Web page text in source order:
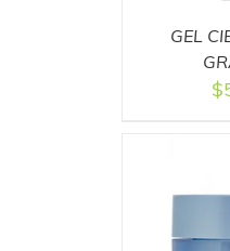
GEL
$